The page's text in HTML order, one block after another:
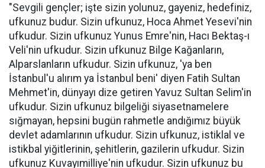
"Sevgili gençler; işte sizin yolunuz, gayeniz, hedefiniz,
ufkunuz budur. Sizin ufkunuz, Hoca Ahmet Yesevi'nin
ufkudur. Sizin ufkunuz Yunus Emre'nin, Hacı Bektaş-ı
Veli'nin ufkudur. Sizin ufkunuz Bilge Kağanların,
Alparslanların ufkudur. Sizin ufkunuz, 'ya ben
İstanbul'u alırım ya İstanbul beni' diyen Fatih Sultan
Mehmet'in, dünyayı dize getiren Yavuz Sultan Selim'in
ufkudur. Sizin ufkunuz bilgeliği siyasetnamelere
sığmayan, hepsini bugün rahmetle andığımız büyük
devlet adamlarının ufkudur. Sizin ufkunuz, istiklal ve
istikbal yiğitlerinin, şehitlerin, gazilerin ufkudur. Sizin
ufkunuz Kuvayımilliye'nin ufkudur. Sizin ufkunuz bu